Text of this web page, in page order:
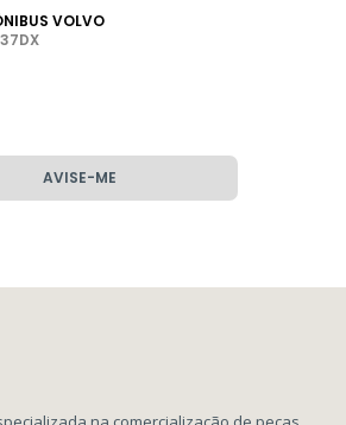
VOLVO
AVISE-ME